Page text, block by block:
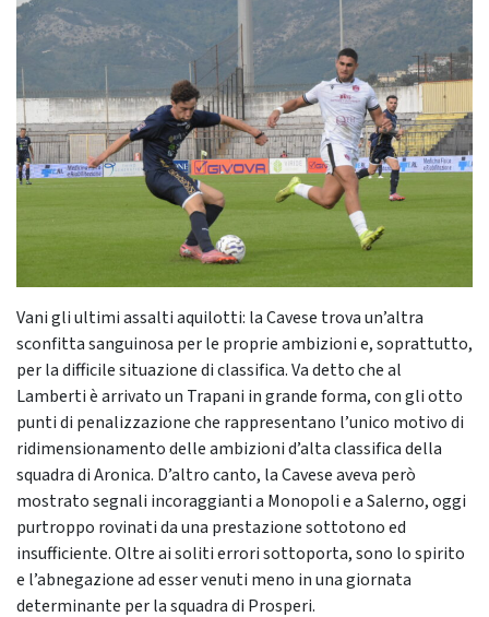
Vani gli ultimi assalti aquilotti: la Cavese trova un’altra
sconfitta sanguinosa per le proprie ambizioni e, soprattutto,
per la difficile situazione di classifica. Va detto che al
Lamberti è arrivato un Trapani in grande forma, con gli otto
punti di penalizzazione che rappresentano l’unico motivo di
ridimensionamento delle ambizioni d’alta classifica della
squadra di Aronica. D’altro canto, la Cavese aveva però
mostrato segnali incoraggianti a Monopoli e a Salerno, oggi
purtroppo rovinati da una prestazione sottotono ed
insufficiente. Oltre ai soliti errori sottoporta, sono lo spirito
e l’abnegazione ad esser venuti meno in una giornata
determinante per la squadra di Prosperi.